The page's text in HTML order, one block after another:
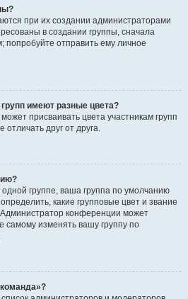
при их создании администраторами
в создании группы, сначала
попробуйте отправить ему личное
имеют разные цвета?
присваивать цвета участникам групп
друг от друга.
группе, ваша группа по умолчанию
какие групповые цвет и звание
конференции может
самому изменять вашу группу по